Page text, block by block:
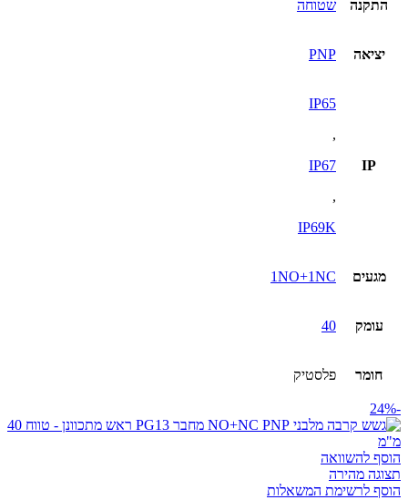
התקנה שטוחה
יציאה PNP
IP
IP65
,
IP67
,
IP69K
מגעים 1NO+1NC
עומק 40
חומר פלסטיק
-24%
הוסף להשוואה
תצוגה מהירה
הוסף לרשימת המשאלות